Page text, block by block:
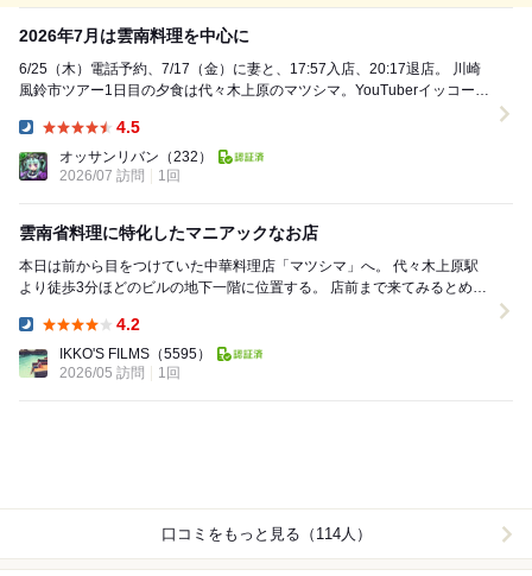
2026年7月は雲南料理を中心に
6/25（木）電話予約、7/17（金）に妻と、17:57入店、20:17退店。 川崎
風鈴市ツアー1日目の夕食は代々木上原のマツシマ。YouTuberイッコーさ
4.5
オッサンリバン （232）
2026/07 訪問
1回
雲南省料理に特化したマニアックなお店
本日は前から目をつけていた中華料理店「マツシマ」へ。 代々木上原駅
より徒歩3分ほどのビルの地下一階に位置する。 店前まで来てみるとめち
4.2
IKKO'S FILMS （5595）
2026/05 訪問
1回
口コミをもっと見る（114人）